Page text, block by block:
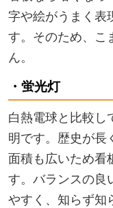
字や絵がうまく表
す。そのため、こ
ん。
・蛍光灯
白熱電球と比較し
明です。歴史が長
面積も広いため看
す。バランスの良
やすく、知らず知